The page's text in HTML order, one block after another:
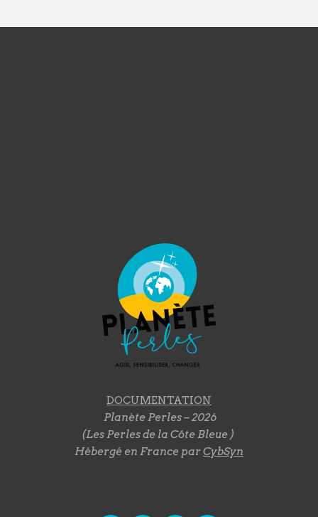
DOCUMENTATION
Planète Perles – 2026
(Les Perles de la Côte Bleue )
Hébergé en France parCybSyn